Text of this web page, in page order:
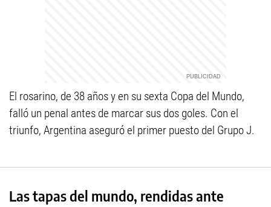
El rosarino, de 38 años y en su sexta Copa del Mundo,
falló un penal antes de marcar sus dos goles. Con el
triunfo, Argentina aseguró el primer puesto del Grupo J.
Las tapas del mundo, rendidas ante